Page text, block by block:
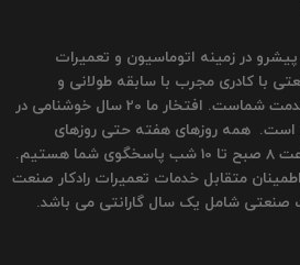
در زمینه اتوماسیون و تعمیرات
با کادری مجرب با سابقه طولانی و
درخشان در خدمت شماست. افتخار ما 20 سال خوشنامی در
همه روزهای هفته حتی روزهای
تعطیل از ساعت 8 صبح تا 10 شب پاسخگوی شما هستیم.
متقابل خدمات تعمیرات رادکار صنعت
صنعتی شامل یک سال گارانتی می باشد.